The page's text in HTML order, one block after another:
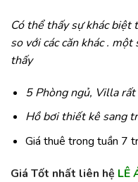
Có thể thấy sự khác
so với các căn khác .
thấy
5 Phòng ngủ, Villa
Hồ bơi thiết kê sang
Giá thuê trong tuần 7
Giá Tốt nhất liên hệ LÊ